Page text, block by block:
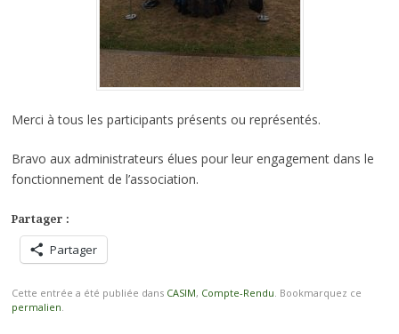
Merci à tous les participants présents ou représentés.
Bravo aux administrateurs élues pour leur engagement dans le
fonctionnement de l’association.
Partager :
Partager
Cette entrée a été publiée dans CASIM, Compte-Rendu . Bookmarquez ce
permalien